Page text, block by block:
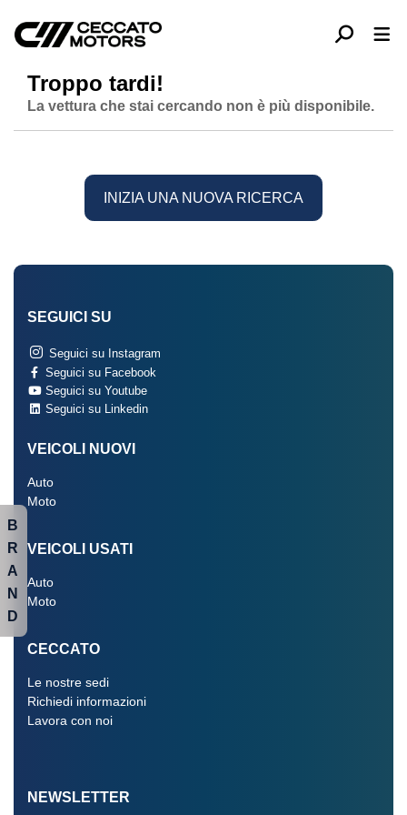
Troppo tardi!
La vettura che stai cercando non è più disponibile.
INIZIA UNA NUOVA RICERCA
SEGUICI SU
Seguici su Instagram
Seguici su Facebook
Seguici su Youtube
Seguici su Linkedin
VEICOLI NUOVI
Auto
Moto
VEICOLI USATI
Auto
Moto
CECCATO
Le nostre sedi
Richiedi informazioni
Lavora con noi
NEWSLETTER
B
R
A
N
D